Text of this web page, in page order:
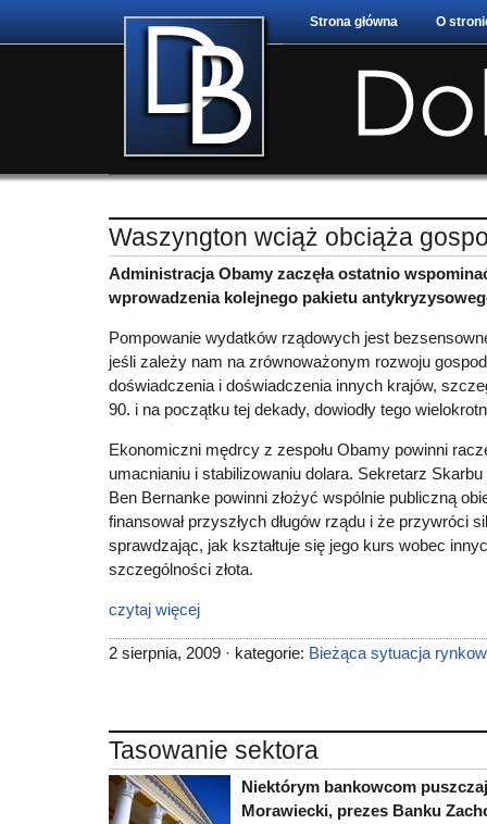
Strona główna O
Waszyngton wciąż obciąża
Administracja Obamy zaczęła ostatnio
wprowadzenia kolejnego pakietu
Pompowanie wydatków rządowych jest
jeśli zależy nam na zrównoważonym rozwoju
doświadczenia i doświadczenia innych krajów,
90. i na początku tej dekady, dowiodły tego
Ekonomiczni mędrcy z zespołu Obamy powinni
umacnianiu i stabilizowaniu dolara. Sekretarz
Ben Bernanke powinni złożyć wspólnie publiczną
finansował przyszłych długów rządu i że przywróci
sprawdzając, jak kształtuje się jego kurs wobec
szczególności złota.
czytaj więcej
2 sierpnia, 2009 · kategorie: Bieżąca sytuacja
Tasowanie sektora
Niektórym bankowcom
Morawiecki, prezes Banku